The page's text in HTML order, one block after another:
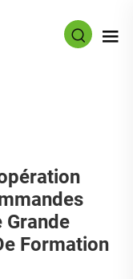
Grande
Formation